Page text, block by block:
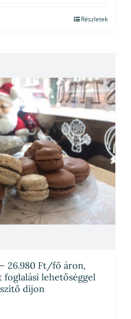
Részletek
26.980 Ft/fő áron,
lehetőséggel
díjon